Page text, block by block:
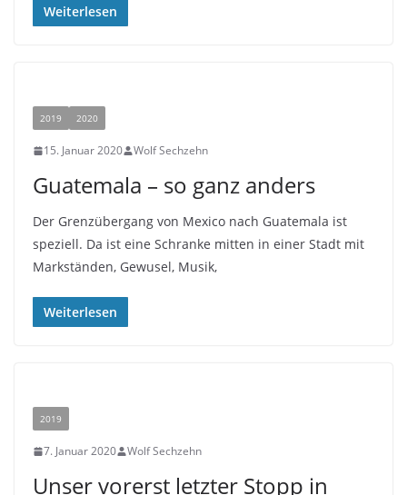
Weiterlesen
2019 2020
15. Januar 2020 Wolf Sechzehn
Guatemala – so ganz anders
Der Grenzübergang von Mexico nach Guatemala ist
speziell. Da ist eine Schranke mitten in einer Stadt mit
Markständen, Gewusel, Musik,
Weiterlesen
2019
7. Januar 2020 Wolf Sechzehn
Unser vorerst letzter Stopp in